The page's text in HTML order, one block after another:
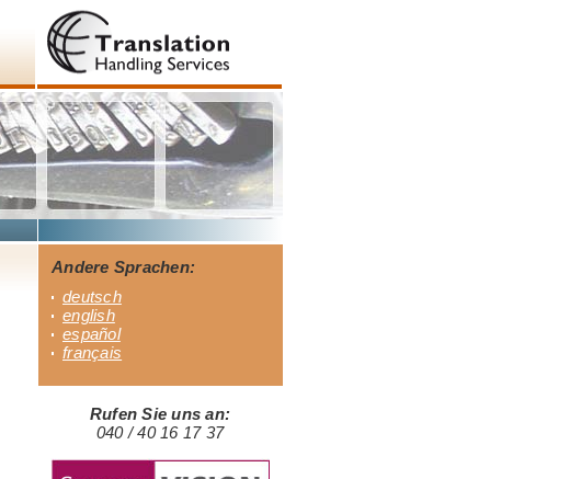
Andere Sprachen:
deutsch
english
español
français
Rufen Sie uns an:
040 / 40 16 17 37